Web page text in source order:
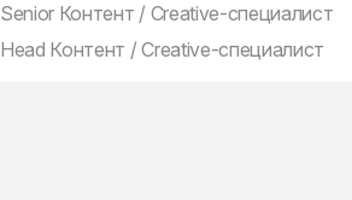
Senior Контент / Creative-специалист
Head Контент / Creative-специалист